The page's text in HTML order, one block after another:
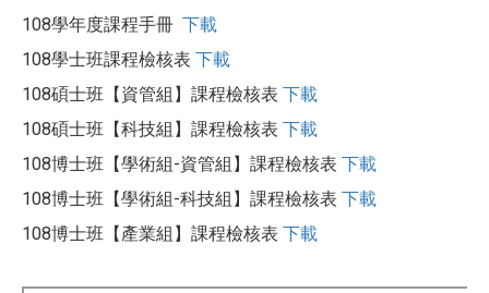
108學年度課程手冊 下載
108學士班課程檢核表 下載
108碩士班【資管組】課程檢核表 下載
108碩士班【科技組】課程檢核表 下載
108博士班【學術組-資管組】課程檢核表 下載
108博士班【學術組-科技組】課程檢核表 下載
108博士班【產業組】課程檢核表 下載